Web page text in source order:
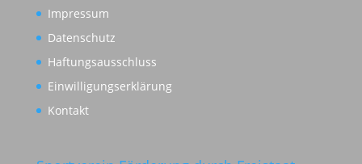
Impressum
Datenschutz
Haftungsausschluss
Einwilligungserklärung
Kontakt